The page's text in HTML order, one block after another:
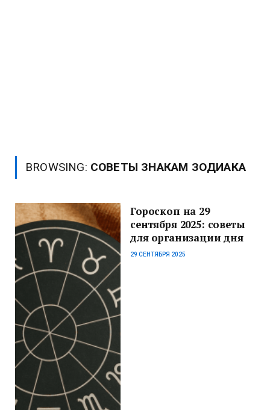
BROWSING: СОВЕТЫ ЗНАКАМ ЗОДИАКА
Гороскоп на 29
сентября 2025: советы
для организации дня
29 СЕНТЯБРЯ 2025